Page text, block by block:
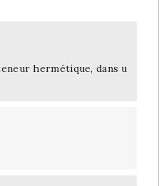
hermétique, dans u